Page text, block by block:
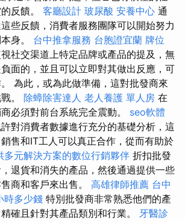
反饋。 客廳設計 玻尿酸 安養中心 通
些反饋，消費者服務團隊可以開始努力
身。 台中推拿服務 台胞證宜蘭 牌位
社交渠道上特定品牌或產品的提及，無
面的，並且可以立即對其做出反應，可
為此，或為此做準備，這對批發商來
。 除蟑除害達人 老人養護 單人房 在
必須對前台系統完全震動。 seo軟體
對消費者數據進行充分的基礎分析，這
售和IT工人可以真正合作，從而有助於
多元解決方案的數位行銷夥伴 折扣批發
退貨和消失的產品，然後通過提供一些
商和客戶來出售。 高雄律師推薦 台中
時多少錢 特別批發商非常熟悉他們的產
確且針對其產品類別和行業。 牙醫診